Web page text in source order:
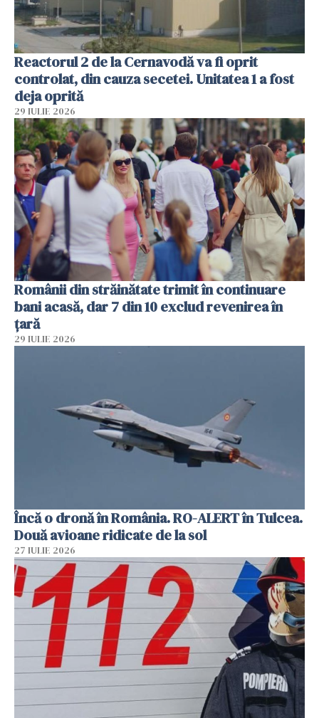
Reactorul 2 de la Cernavodă va fi oprit
controlat, din cauza secetei. Unitatea 1 a fost
deja oprită
29 IULIE 2026
Românii din străinătate trimit în continuare
bani acasă, dar 7 din 10 exclud revenirea în
țară
29 IULIE 2026
Încă o dronă în România. RO-ALERT în Tulcea.
Două avioane ridicate de la sol
27 IULIE 2026